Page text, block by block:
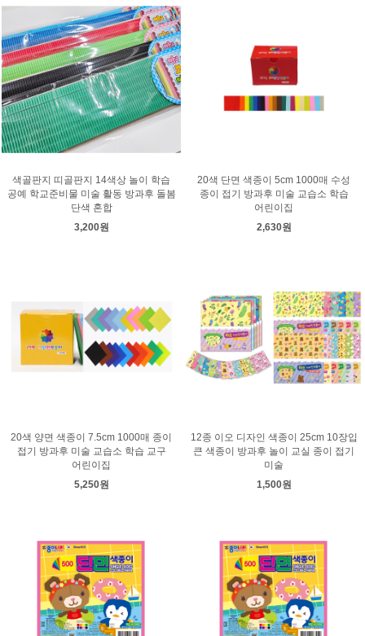
색골판지 띠골판지 14색상 놀이 학습
공예 학교준비물 미술 활동 방과후 돌봄
단색 혼합
3,200원
20색 단면 색종이 5cm 1000매 수성
종이 접기 방과후 미술 교습소 학습
어린이집
2,630원
20색 양면 색종이 7.5cm 1000매 종이
접기 방과후 미술 교습소 학습 교구
어린이집
5,250원
12종 이오 디자인 색종이 25cm 10장입
큰 색종이 방과후 놀이 교실 종이 접기
미술
1,500원